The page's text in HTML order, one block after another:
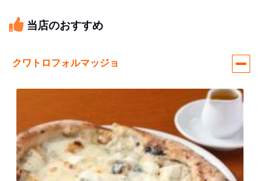
当店のおすすめ
クワトロフォルマッジョ